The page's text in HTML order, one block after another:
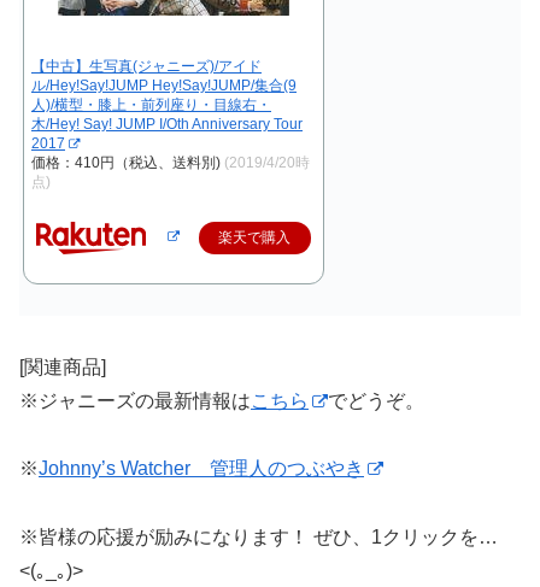
【中古】生写真(ジャニーズ)/アイド
ル/Hey!Say!JUMP Hey!Say!JUMP/集合(9
人)/横型・膝上・前列座り・目線右・
木/Hey! Say! JUMP I/Oth Anniversary Tour
2017
価格：410円（税込、送料別) (2019/4/20時
点)
楽天で購入
[関連商品]
※ジャニーズの最新情報はこちら でどうぞ。
※Johnny’s Watcher 管理人のつぶやき
※皆様の応援が励みになります！ ぜひ、1クリックを…
<(｡_｡)>